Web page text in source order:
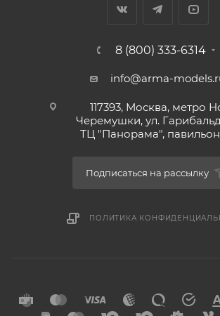
8 (800) 333-6314
info@arma-
117393, Москва, метро
Черемушки, ул.
ТЦ "Панорама",
Подписаться на рассылку
ПОЛИТИКА